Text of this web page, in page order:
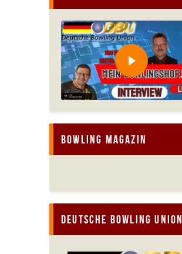
Bowling Magazin
Deutsche Bowling Union